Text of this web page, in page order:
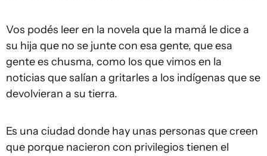
Vos podés leer en la novela que la mamá le dice a
su hija que no se junte con esa gente, que esa
gente es chusma, como los que vimos en la
noticias que salían a gritarles a los indígenas que se
devolvieran a su tierra.
Es una ciudad donde hay unas personas que creen
que porque nacieron con privilegios tienen el